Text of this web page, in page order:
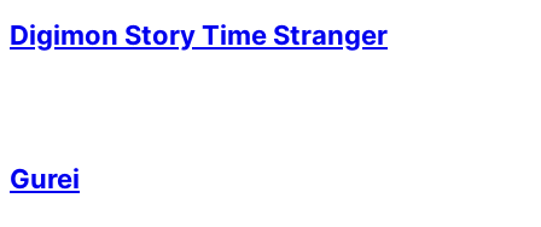
Digimon Story Time Stranger
Gurei